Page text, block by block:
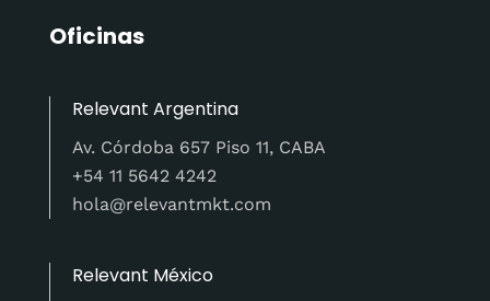
Oficinas
Relevant Argentina
Av. Córdoba 657 Piso 11, CABA
+54 11 5642 4242
hola@relevantmkt.com
Relevant México